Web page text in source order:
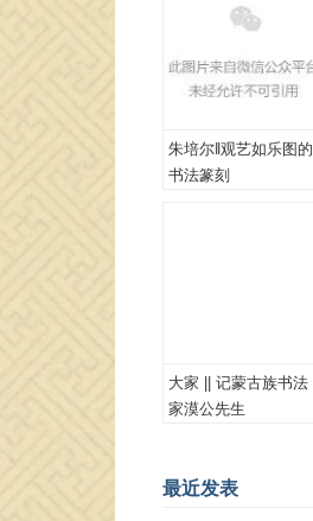
朱培尔‖观艺如乐图的
书法篆刻
大家 || 记蒙古族书法
家漠公先生
最近发表